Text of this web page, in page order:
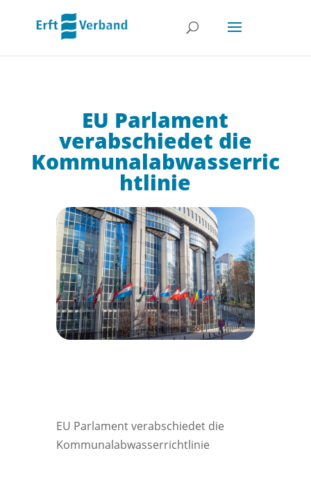
EU Parlament
verabschiedet die
Kommunalabwasserric
htlinie
EU Parlament verabschiedet die
Kommunalabwasserrichtlinie